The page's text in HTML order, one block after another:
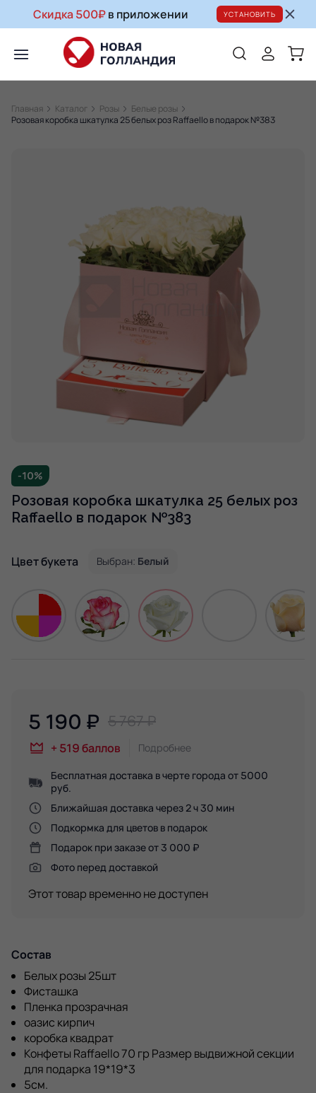
Скидка 500₽в приложении УСТАНОВИТЬ
Главная Каталог Розы
Белые розы
Розовая коробка шкатулка 25 белых роз Raffaello в подарок №383
-10%
Розовая коробка шкатулка 25 белых роз
Raffaello в подарок №383
Цвет букета Выбран: Белый
5 190 ₽ 5 767 ₽
+ 519баллов Подробнее
Бесплатная доставка в черте города от 5000
руб.
Ближайшая доставка через 2 ч 30 мин
Подкормка для цветов в подарок
Подарок при заказе от 3 000 ₽
Фото перед доставкой
Этот товар временно не доступен
Состав
Белых розы 25шт
Фисташка
Пленка прозрачная
оазис кирпич
коробка квадрат
Конфеты Raffaello 70 гр Размер выдвижной секции
для подарка 19*19*3
5см.